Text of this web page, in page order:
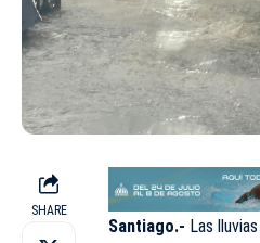
SHARE
Santiago.- Las